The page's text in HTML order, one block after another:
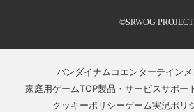
©SRWOG PROJECT
バンダイナムコエンターテイン
家庭用ゲームTOP製品・サービスサポー
クッキーポリシーゲーム実況ポリ